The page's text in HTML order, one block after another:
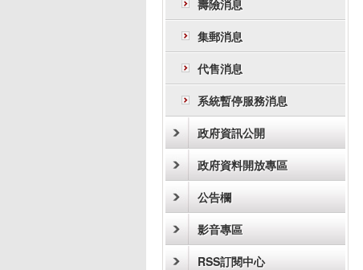
壽險消息
集郵消息
代售消息
系統暫停服務消息
政府資訊公開
政府資料開放專區
公告欄
影音專區
RSS訂閱中心